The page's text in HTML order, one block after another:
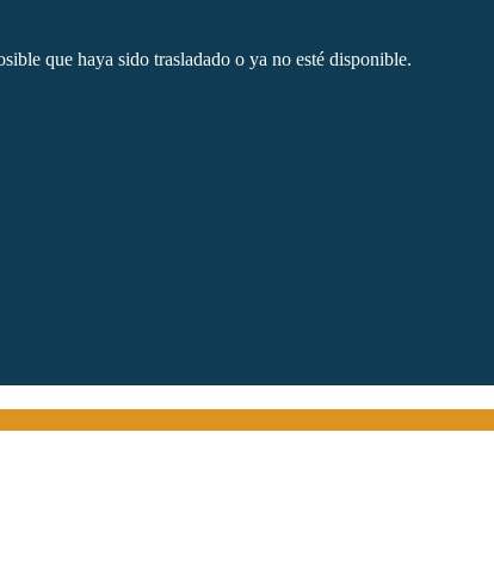
que haya sido trasladado o ya no esté disponible.